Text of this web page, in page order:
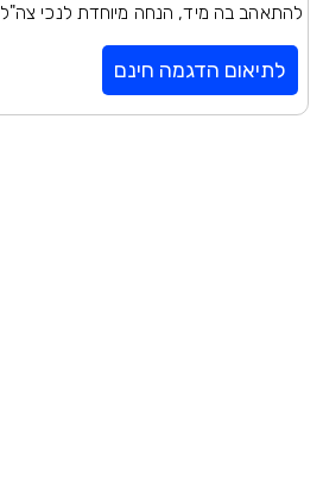
להתאהב בה מיד, הנחה מיוחדת לנכי צה"ל
לתיאום הדגמה חינם